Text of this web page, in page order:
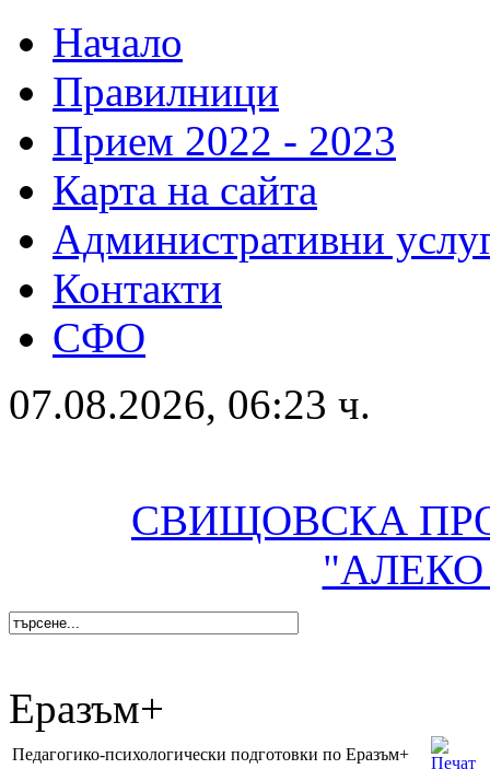
Начало
Правилници
Прием 2022 - 2023
Карта на сайта
Административни
Контакти
СФО
07.08.2026, 06:23 ч.
СВИЩОВСКА
Еразъм+
Педагогико-психологически подготовки по Еразъм+